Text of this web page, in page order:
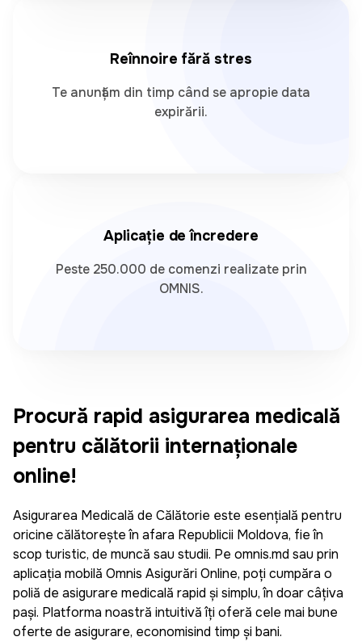
Reînnoire fără stres
Te anunțăm din timp când se apropie data
expirării.
Aplicație de încredere
Peste 250.000 de comenzi realizate prin
OMNIS.
Procură rapid asigurarea medicală
pentru călătorii internaționale
online!
Asigurarea Medicală de Călătorie este esențială pentru
oricine călătorește în afara Republicii Moldova, fie în
scop turistic, de muncă sau studii. Pe omnis.md sau prin
aplicația mobilă Omnis Asigurări Online, poți cumpăra o
poliță de asigurare medicală rapid și simplu, în doar câțiva
pași. Platforma noastră intuitivă îți oferă cele mai bune
oferte de asigurare, economisind timp și bani.